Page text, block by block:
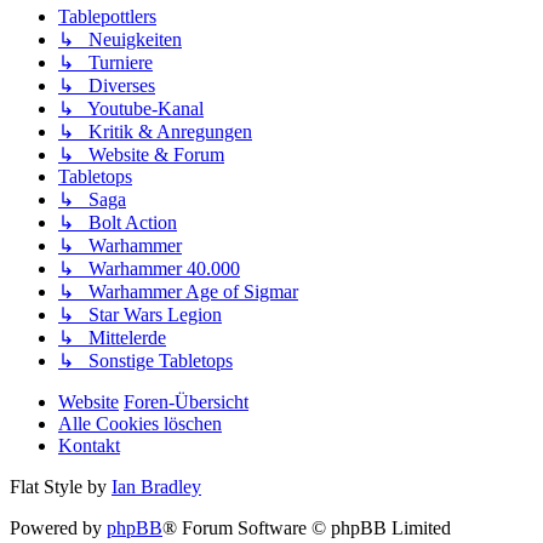
Tablepottlers
↳ Neuigkeiten
↳ Turniere
↳ Diverses
↳ Youtube-Kanal
↳ Kritik & Anregungen
↳ Website & Forum
Tabletops
↳ Saga
↳ Bolt Action
↳ Warhammer
↳ Warhammer 40.000
↳ Warhammer Age of Sigmar
↳ Star Wars Legion
↳ Mittelerde
↳ Sonstige Tabletops
Website Foren-Übersicht
Alle Cookies löschen
Kontakt
Flat Style by Ian Bradley
Powered by phpBB® Forum Software © phpBB Limited